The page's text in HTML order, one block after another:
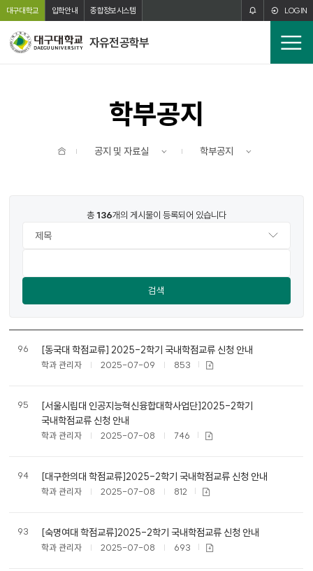
본문 바로가기
주메뉴 바로가기
대구대학교 입학안내 종합정보시스템 LOGIN
자유전공학부
전
체
학부공지
공지 및 자료실 학부공지
총136개의 게시물이 등록되어 있습니다
검색
96 [동국대 학점교류] 2025-2학기 국내학점교류 신청 안내
학과 관리자 2025-07-09 853
95
[서울시립대 인공지능혁신융합대학사업단]2025-2학기
국내학점교류 신청 안내
학과 관리자 2025-07-08 746
94 [대구한의대 학점교류]2025-2학기 국내학점교류 신청 안내
학과 관리자 2025-07-08 812
93 [숙명여대 학점교류]2025-2학기 국내학점교류 신청 안내
학과 관리자 2025-07-08 693